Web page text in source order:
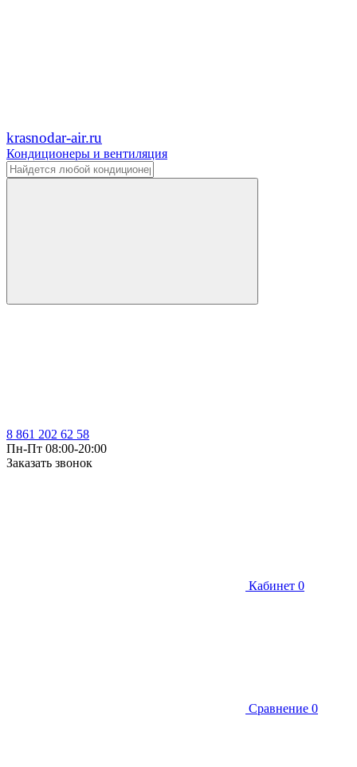
krasnodar-air.ru
Кондиционеры и вентиляция
8 861 202 62 58
Пн-Пт 08:00-20:00
Заказать звонок
Кабинет 0
Сравнение 0